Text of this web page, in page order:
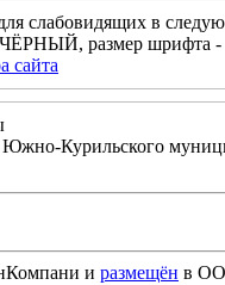
слабовидящих в
ЧЁРНЫЙ, размер
сайта
Курильского
и размещён в